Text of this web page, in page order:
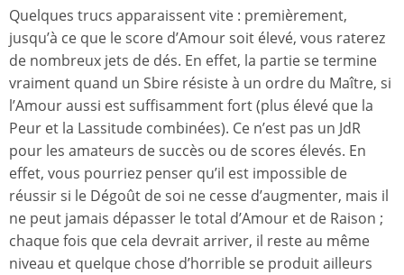
Quelques trucs apparaissent vite : premièrement,
jusqu’à ce que le score d’Amour soit élevé, vous raterez
de nombreux jets de dés. En effet, la partie se termine
vraiment quand un Sbire résiste à un ordre du Maître, si
l’Amour aussi est suffisamment fort (plus élevé que la
Peur et la Lassitude combinées). Ce n’est pas un JdR
pour les amateurs de succès ou de scores élevés. En
effet, vous pourriez penser qu’il est impossible de
réussir si le Dégoût de soi ne cesse d’augmenter, mais il
ne peut jamais dépasser le total d’Amour et de Raison ;
chaque fois que cela devrait arriver, il reste au même
niveau et quelque chose d’horrible se produit ailleurs